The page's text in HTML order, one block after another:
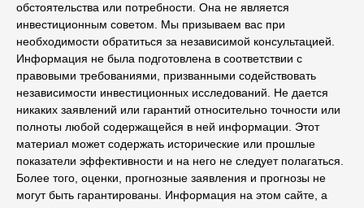
обстоятельства или потребности. Она не является
инвестиционным советом. Мы призываем вас при
необходимости обратиться за независимой консультацией.
Информация не была подготовлена ​​в соответствии с
правовыми требованиями, призванными содействовать
независимости инвестиционных исследований. Не дается
никаких заявлений или гарантий относительно точности или
полноты любой содержащейся в ней информации. Этот
материал может содержать исторические или прошлые
показатели эффективности и на него не следует полагаться.
Более того, оценки, прогнозные заявления и прогнозы не
могут быть гарантированы. Информация на этом сайте, а